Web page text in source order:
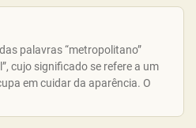
palavras “metropolitano”
cujo significado se refere a um
em cuidar da aparência. O